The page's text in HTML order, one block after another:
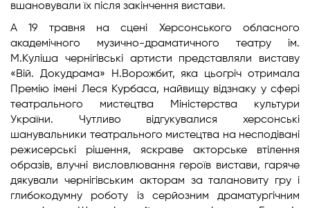
вшановували їх після закінчення вистави.
А 19 травня на сцені Херсонського обласного
академічного музично-драматичного театру ім.
М.Куліша чернігівські артисти представляли виставу
«Вій. Докудрама» Н.Ворожбит, яка цьогріч отримала
Премію імені Леся Курбаса, найвищу відзнаку у сфері
театрального мистецтва Міністерства культури
України. Чутливо відгукувалися херсонські
шанувальники театрального мистецтва на несподівані
режисерські рішення, яскраве акторське втілення
образів, влучні висловлювання героїв вистави, гаряче
дякували чернігівським акторам за талановиту гру і
глибокодумну роботу із серйозним драматургічним